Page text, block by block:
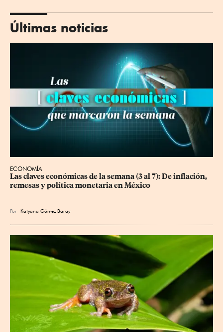
Últimas noticias
ECONOMÍA
Las claves económicas de la semana (3 al 7): De inflación,
remesas y política monetaria en México
Por Katyana Gómez Baray